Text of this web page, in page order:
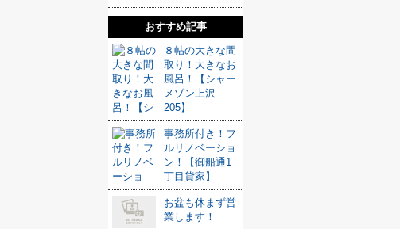
おすすめ記事
８帖の大きな間
取り！大きなお
風呂！【シャー
メゾン上沢
205】
事務所付き！フ
ルリノベーショ
ン！【御船通1
丁目貸家】
お盆も休まず営
業します！